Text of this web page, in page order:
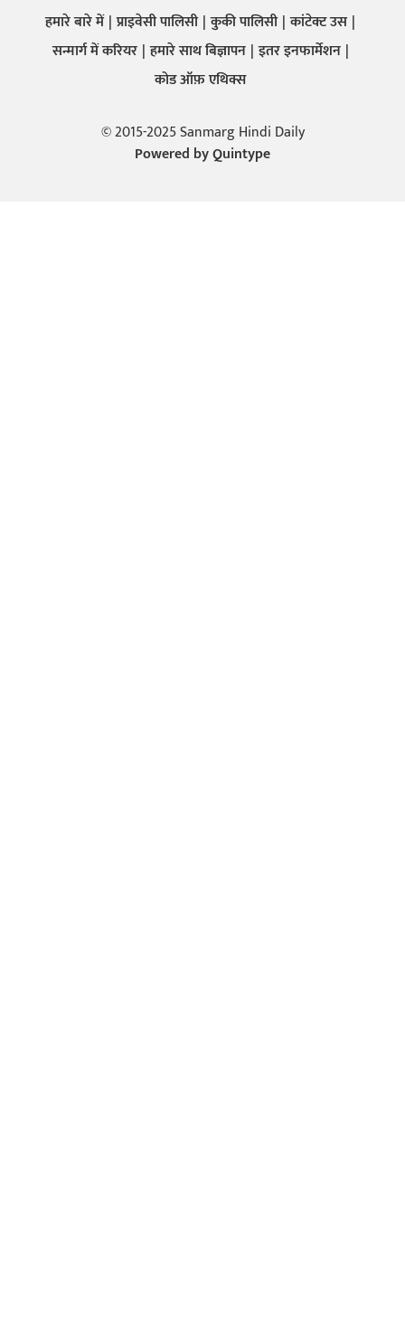
हमारे बारे में प्राइवेसी पालिसी कुकी पालिसी कांटेक्ट उस
सन्मार्ग में करियर हमारे साथ बिज्ञापन इतर इनफार्मेशन
कोड ऑफ़ एथिक्स
© 2015-2025 Sanmarg Hindi Daily
Powered byQuintype